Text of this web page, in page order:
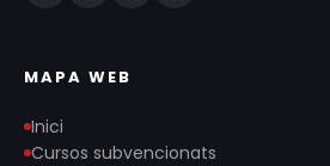
MAPA WEB
Inici
Cursos subvencionats